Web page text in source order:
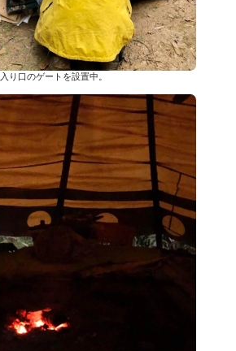
入り口のゲートを設置中。